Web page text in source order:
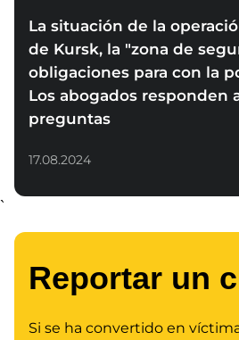
La situación de la
de Kursk, la "zona de
obligaciones para con la
Los abogados responden
preguntas
17.08.2024
`
Reportar un
Si se ha convertido en